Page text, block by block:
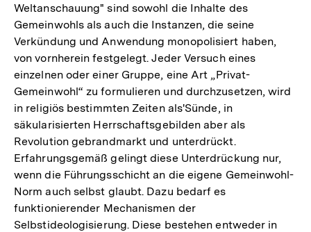
Weltanschauung" sind sowohl die Inhalte des
Gemeinwohls als auch die Instanzen, die seine
Verkündung und Anwendung monopolisiert haben,
von vornherein festgelegt. Jeder Versuch eines
einzelnen oder einer Gruppe, eine Art „Privat-
Gemeinwohl“ zu formulieren und durchzusetzen, wird
in religiös bestimmten Zeiten als'Sünde, in
säkularisierten Herrschaftsgebilden aber als
Revolution gebrandmarkt und unterdrückt.
Erfahrungsgemäß gelingt diese Unterdrückung nur,
wenn die Führungsschicht an die eigene Gemeinwohl-
Norm auch selbst glaubt. Dazu bedarf es
funktionierender Mechanismen der
Selbstideologisierung. Diese bestehen entweder in